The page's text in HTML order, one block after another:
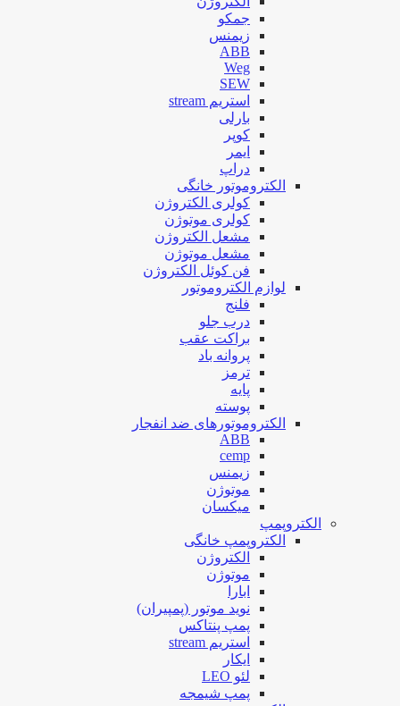
جمکو
زیمنس
ABB
Weg
SEW
استریم stream
بارلی
کوپر
ایمر
دراپ
الکتروموتور خانگی
کولری الکتروژن
کولری موتوژن
مشعل الکتروژن
مشعل موتوژن
فن کوئل الکتروژن
لوازم الکتروموتور
فلنج
درب جلو
براکت عقب
پروانه باد
ترمز
پایه
پوسته
الکتروموتورهای ضد انفجار
ABB
cemp
زیمنس
موتوژن
میکسان
الکتروپمپ
الکتروپمپ خانگی
الکتروژن
موتوژن
ابارا
نوید موتور (پمپیران)
پمپ پنتاکس
استریم stream
ایکار
لئو LEO
پمپ شیمجه